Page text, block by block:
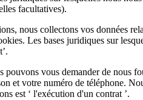
facultatives).
nous collectons vos données
Les bases juridiques sur
vous demander de nous
et votre numéro de téléphone.
est ‘ l'exécution d'un contrat ’.